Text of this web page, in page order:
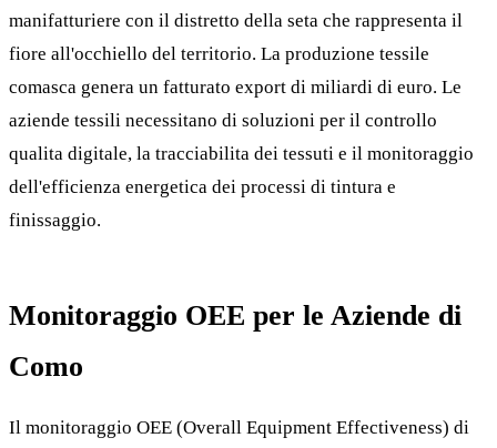
manifatturiere con il distretto della seta che rappresenta il
fiore all'occhiello del territorio. La produzione tessile
comasca genera un fatturato export di miliardi di euro. Le
aziende tessili necessitano di soluzioni per il controllo
qualita digitale, la tracciabilita dei tessuti e il monitoraggio
dell'efficienza energetica dei processi di tintura e
finissaggio.
Monitoraggio OEE per le Aziende di
Como
Il monitoraggio OEE (Overall Equipment Effectiveness) di